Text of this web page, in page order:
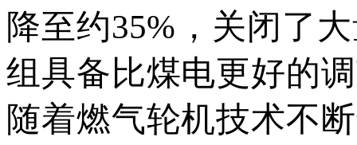
降至约35%，关闭了
组具备比煤电更好的
随着燃气轮机技术不